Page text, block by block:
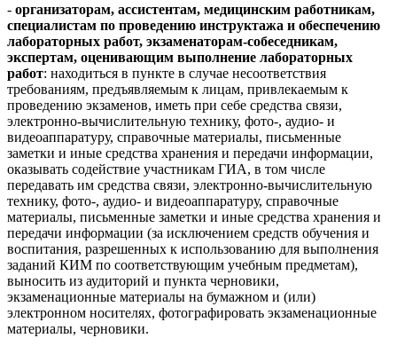
- организаторам, ассистентам, медицинским работникам,
специалистам по проведению инструктажа и обеспечению
лабораторных работ, экзаменаторам-собеседникам,
экспертам, оценивающим выполнение лабораторных
работ: находиться в пункте в случае несоответствия
требованиям, предъявляемым к лицам, привлекаемым к
проведению экзаменов, иметь при себе средства связи,
электронно-вычислительную технику, фото-, аудио- и
видеоаппаратуру, справочные материалы, письменные
заметки и иные средства хранения и передачи информации,
оказывать содействие участникам ГИА, в том числе
передавать им средства связи, электронно-вычислительную
технику, фото-, аудио- и видеоаппаратуру, справочные
материалы, письменные заметки и иные средства хранения и
передачи информации (за исключением средств обучения и
воспитания, разрешенных к использованию для выполнения
заданий КИМ по соответствующим учебным предметам),
выносить из аудиторий и пункта черновики,
экзаменационные материалы на бумажном и (или)
электронном носителях, фотографировать экзаменационные
материалы, черновики.